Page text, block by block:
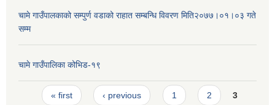
चामे गाउँपालकाको सम्पुर्ण वडाको राहात सम्बन्धि विवरण मिति२०७७।०१।०३ गते
सम्म
चामे गाउँपालिका कोभिड-१९
Pages
« first ‹ previous 1 2 3